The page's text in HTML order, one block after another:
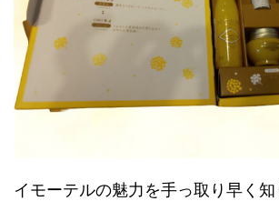
イモーテルの魅力を手っ取り早く